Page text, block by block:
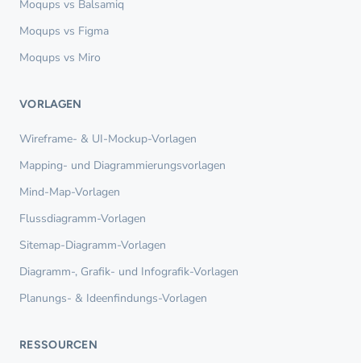
Moqups vs Balsamiq
Moqups vs Figma
Moqups vs Miro
VORLAGEN
Wireframe- & UI-Mockup-Vorlagen
Mapping- und Diagrammierungsvorlagen
Mind-Map-Vorlagen
Flussdiagramm-Vorlagen
Sitemap-Diagramm-Vorlagen
Diagramm-, Grafik- und Infografik-Vorlagen
Planungs- & Ideenfindungs-Vorlagen
RESSOURCEN